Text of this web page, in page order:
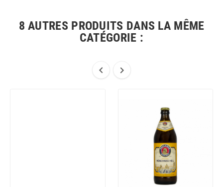
8 AUTRES PRODUITS DANS LA MÊME
CATÉGORIE :
 